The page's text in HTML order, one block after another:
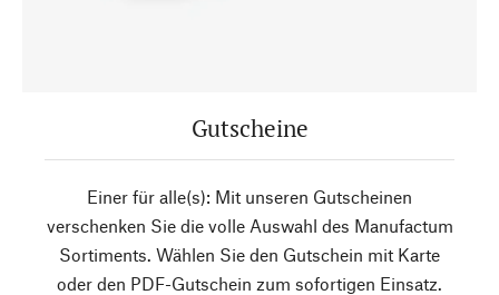
Gutscheine
Einer für alle(s): Mit unseren Gutscheinen
verschenken Sie die volle Auswahl des Manufactum
Sortiments. Wählen Sie den Gutschein mit Karte
oder den PDF-Gutschein zum sofortigen Einsatz.